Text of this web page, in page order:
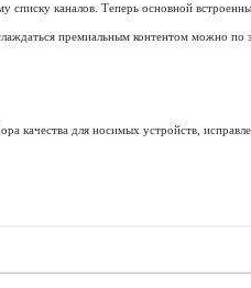
каналов. Теперь основной
премиальным контентом можно
качества для носимых устройств,